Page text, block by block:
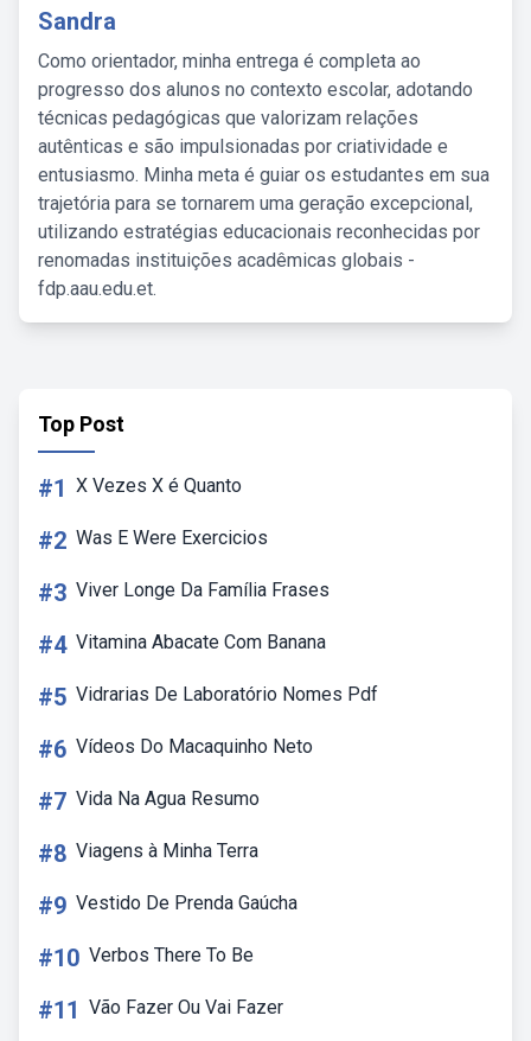
Sandra
Como orientador, minha entrega é completa ao
progresso dos alunos no contexto escolar, adotando
técnicas pedagógicas que valorizam relações
autênticas e são impulsionadas por criatividade e
entusiasmo. Minha meta é guiar os estudantes em sua
trajetória para se tornarem uma geração excepcional,
utilizando estratégias educacionais reconhecidas por
renomadas instituições acadêmicas globais -
fdp.aau.edu.et.
Top Post
#1 X Vezes X é Quanto
#2 Was E Were Exercicios
#3 Viver Longe Da Família Frases
#4 Vitamina Abacate Com Banana
#5 Vidrarias De Laboratório Nomes Pdf
#6 Vídeos Do Macaquinho Neto
#7 Vida Na Agua Resumo
#8 Viagens à Minha Terra
#9 Vestido De Prenda Gaúcha
#10 Verbos There To Be
#11 Vão Fazer Ou Vai Fazer